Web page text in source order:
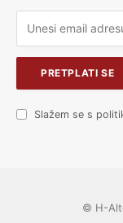
Slažem se s
© H-